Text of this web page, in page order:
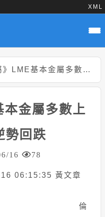
XML
基本金屬多數上漲 鋁價逆勢回跌
本金屬多數上
勢回跌
16 78
06:15:35 黃文章
倫